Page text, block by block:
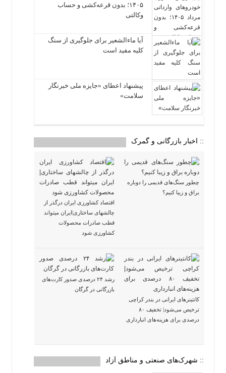
۱۴۰۵؛ بدون قرعه‌کشی و حساب
وکالتی
آیا ماءالشعیر برای جلوگیری از سنگ
کلیه مفید است
پیشنهاد اعطای «جایزه ملی خبرنگار
سلامت»
:: اخبار بازرگانی و گمرک
چطور سنگ‌های قدیمی را دوباره
براق و زیبا کنیم؟
اقتصاد کشاورزی ایران درگذر از
چالشهای ساختاری|ایران میتواند
قطب صادرات محصولات
کشاورزی شود
کانتینرهای ایرانی در بندر کراچی
ترخیص می‌شود| تخفیف ۸۰
درصدی برای هزینه‌های انبارداری
رشد ۲۴ درصدی صدور کارت‌های
بازرگانی در گرگان
:: شهرک‌های صنعتی و مناطق آزاد